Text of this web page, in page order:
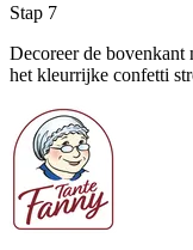
Stap 7
Decoreer de bovenkant
het kleurrijke confetti